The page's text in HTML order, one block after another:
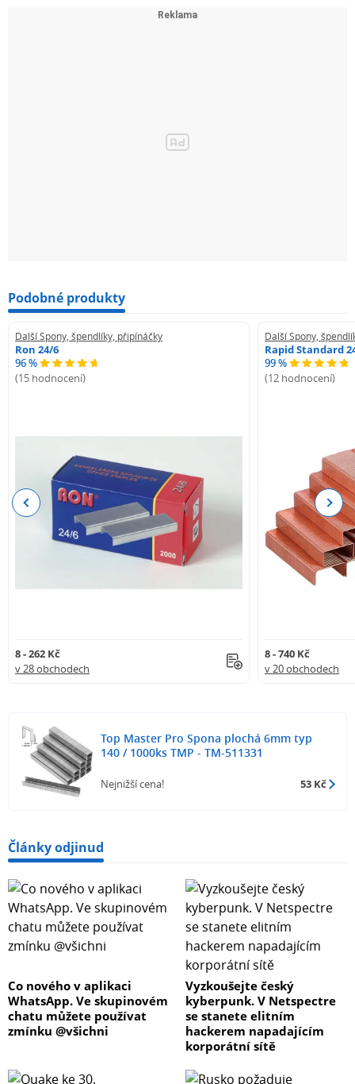
Podobné produkty
Další Spony, špendlíky, připínáčky
Ron 24/6
96 %
(15 hodnocení)
8 - 262 Kč
v 28 obchodech
Další Spony,
Rapid Standard
99 %
(12 hodnocení)
8 - 740 Kč
v 20 obchodech
Previous Next
Top Master Pro Spona plochá 6mm typ
140 / 1000ks TMP - TM-511331
Nejnižší cena! 53 Kč
Články odjinud
Co nového v aplikaci
WhatsApp. Ve skupinovém
chatu můžete používat
zmínku @všichni
Vyzkoušejte český
kyberpunk. V Netspectre
se stanete elitním
hackerem napadajícím
korporátní sítě